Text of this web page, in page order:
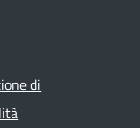
di